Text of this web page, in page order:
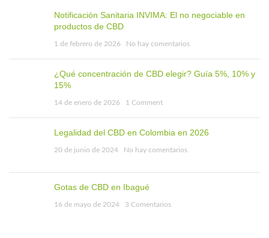
Notificación Sanitaria INVIMA: El no negociable en
productos de CBD
1 de febrero de 2026 No hay comentarios
¿Qué concentración de CBD elegir? Guía 5%, 10% y
15%
14 de enero de 2026 1 Comment
Legalidad del CBD en Colombia en 2026
20 de junio de 2024 No hay comentarios
Gotas de CBD en Ibagué
16 de mayo de 2024 3 Comentarios